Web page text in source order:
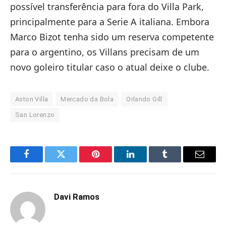
possível transferência para fora do Villa Park,
principalmente para a Serie A italiana. Embora
Marco Bizot tenha sido um reserva competente
para o argentino, os Villans precisam de um
novo goleiro titular caso o atual deixe o clube.
Aston Villa Mercado da Bola Orlando Gill
San Lorenzo
FacebookTwitter Pinterest LinkedInTumblr Email
Davi Ramos